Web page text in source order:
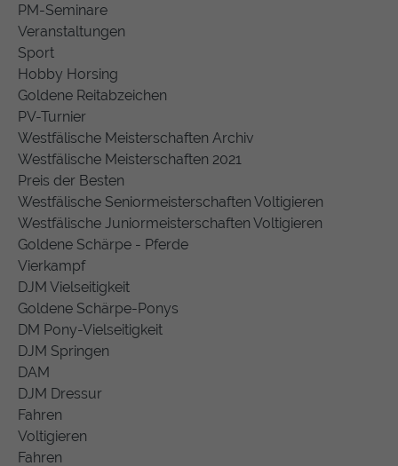
PM-Seminare
Veranstaltungen
Sport
Hobby Horsing
Goldene Reitabzeichen
PV-Turnier
Westfälische Meisterschaften Archiv
Westfälische Meisterschaften 2021
Preis der Besten
Westfälische Seniormeisterschaften Voltigieren
Westfälische Juniormeisterschaften Voltigieren
Goldene Schärpe - Pferde
Vierkampf
DJM Vielseitigkeit
Goldene Schärpe-Ponys
DM Pony-Vielseitigkeit
DJM Springen
DAM
DJM Dressur
Fahren
Voltigieren
Fahren